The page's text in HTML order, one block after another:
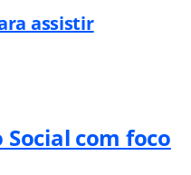
assistir
Social com foco